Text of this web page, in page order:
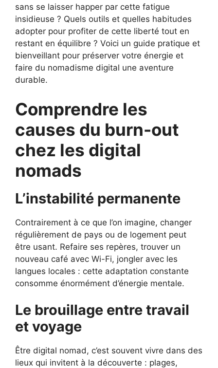
sans se laisser happer par cette fatigue
insidieuse ? Quels outils et quelles habitudes
adopter pour profiter de cette liberté tout en
restant en équilibre ? Voici un guide pratique et
bienveillant pour préserver votre énergie et
faire du nomadisme digital une aventure
durable.
Comprendre les
causes du burn-out
chez les digital
nomads
L’instabilité permanente
Contrairement à ce que l’on imagine, changer
régulièrement de pays ou de logement peut
être usant. Refaire ses repères, trouver un
nouveau café avec Wi-Fi, jongler avec les
langues locales : cette adaptation constante
consomme énormément d’énergie mentale.
Le brouillage entre travail
et voyage
Être digital nomad, c’est souvent vivre dans des
lieux qui invitent à la découverte : plages,